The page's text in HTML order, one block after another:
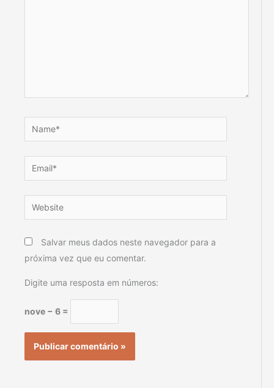
Name*
Email*
Website
Salvar meus dados neste navegador para a
próxima vez que eu comentar.
Digite uma resposta em números:
nove − 6 =